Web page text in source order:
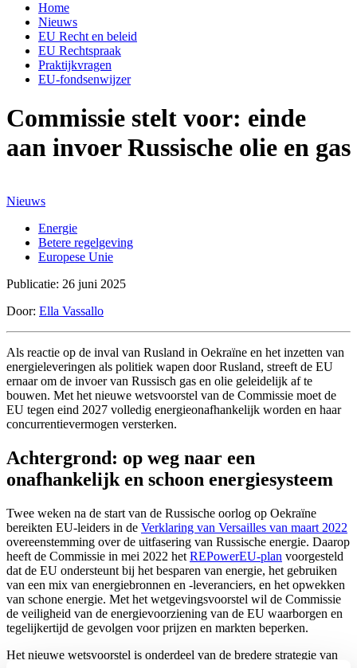
Home
Nieuws
EU Recht en beleid
EU Rechtspraak
Praktijkvragen
EU-fondsenwijzer
Commissie stelt voor: einde
aan invoer Russische olie en gas
Nieuws
Energie
Betere regelgeving
Europese Unie
Publicatie: 26 juni 2025
Door: Ella Vassallo
Als reactie op de inval van Rusland in Oekraïne en het inzetten van
energieleveringen als politiek wapen door Rusland, streeft de EU
ernaar om de invoer van Russisch gas en olie geleidelijk af te
bouwen. Met het nieuwe wetsvoorstel van de Commissie moet de
EU tegen eind 2027 volledig energieonafhankelijk worden en haar
concurrentievermogen versterken.
Achtergrond: op weg naar een
onafhankelijk en schoon energiesysteem
Twee weken na de start van de Russische oorlog op Oekraïne
bereikten EU-leiders in de Verklaring van Versailles van maart 2022
overeenstemming over de uitfasering van Russische energie. Daarop
heeft de Commissie in mei 2022 het REPowerEU-plan voorgesteld
dat de EU ondersteunt bij het besparen van energie, het gebruiken
van een mix van energiebronnen en -leveranciers, en het opwekken
van schone energie. Met het wetgevingsvoorstel wil de Commissie
de veiligheid van de energievoorziening van de EU waarborgen en
tegelijkertijd de gevolgen voor prijzen en markten beperken.
Het nieuwe wetsvoorstel is onderdeel van de bredere strategie van